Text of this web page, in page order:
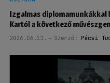
Izgalmas diplomamunkákkal
Kartól a következő
2026.06.11. Szerző: Pécsi